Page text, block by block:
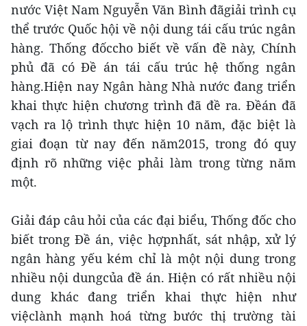
nước Việt Nam Nguyễn Văn Bình đãgiải trình cụ
thể trước Quốc hội về nội dung tái cấu trúc ngân
hàng. Thống đốccho biết về vấn đề này, Chính
phủ đã có Đề án tái cấu trúc hệ thống ngân
hàng.Hiện nay Ngân hàng Nhà nước đang triển
khai thực hiện chương trình đã đề ra. Đềán đã
vạch ra lộ trình thực hiện 10 năm, đặc biệt là
giai đoạn từ nay đến năm2015, trong đó quy
định rõ những việc phải làm trong từng năm
một.
Giải đáp câu hỏi của các đại biểu, Thống đốc cho
biết trong Đề án, việc hợpnhất, sát nhập, xử lý
ngân hàng yếu kém chỉ là một nội dung trong
nhiều nội dungcủa đề án. Hiện có rất nhiều nội
dung khác đang triển khai thực hiện như
việclành mạnh hoá từng bước thị trường tài